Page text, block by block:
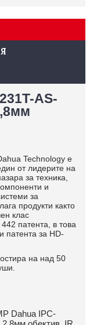
AS-
Technology е
от лидерите на
за техника,
и
за
продукти както
клас
патента, в това
патента за HD-
на над 50
Dahua IPC-